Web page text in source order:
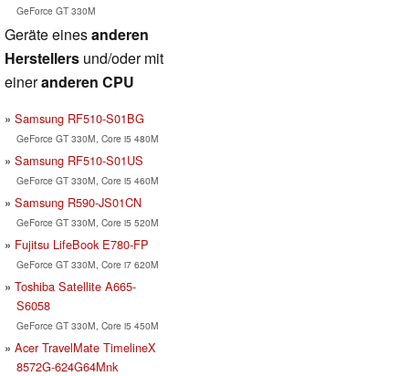
GeForce GT 330M
Geräte einesanderen
Herstellers und/oder mit
eineranderen CPU
Samsung RF510-S01BG
GeForce GT 330M, Core i5 480M
Samsung RF510-S01US
GeForce GT 330M, Core i5 460M
Samsung R590-JS01CN
GeForce GT 330M, Core i5 520M
Fujitsu LifeBook E780-FP
GeForce GT 330M, Core i7 620M
Toshiba Satellite A665-
S6058
GeForce GT 330M, Core i5 450M
Acer TravelMate TimelineX
8572G-624G64Mnk